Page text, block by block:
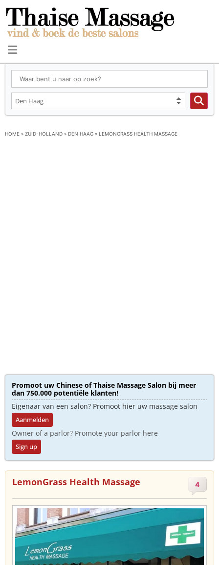
HOME » ZUID-HOLLAND » DEN HAAG » LEMONGRASS HEALTH MASSAGE
Promoot uw Chinese of Thaise Massage Salon bij meer
dan 750.000 potentiële klanten!
Eigenaar van een salon? Promoot hier uw massage salon
Aanmelden
Owner of a parlor? Promote your parlor here
Sign up
LemonGrass Health Massage 4